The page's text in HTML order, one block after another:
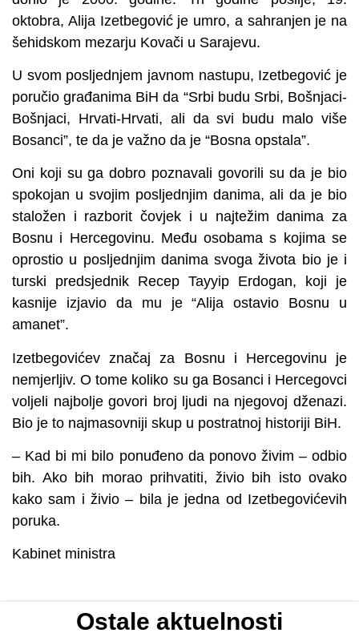
oktobra, Alija Izetbegović je umro, a sahranjen je na
šehidskom mezarju Kovači u Sarajevu.
U svom posljednjem javnom nastupu, Izetbegović je
poručio građanima BiH da “Srbi budu Srbi, Bošnjaci-
Bošnjaci, Hrvati-Hrvati, ali da svi budu malo više
Bosanci”, te da je važno da je “Bosna opstala”.
Oni koji su ga dobro poznavali govorili su da je bio
spokojan u svojim posljednjim danima, ali da je bio
staložen i razborit čovjek i u najtežim danima za
Bosnu i Hercegovinu. Među osobama s kojima se
oprostio u posljednjim danima svoga života bio je i
turski predsjednik Recep Tayyip Erdogan, koji je
kasnije izjavio da mu je “Alija ostavio Bosnu u
amanet”.
Izetbegovićev značaj za Bosnu i Hercegovinu je
nemjerljiv. O tome koliko su ga Bosanci i Hercegovci
voljeli najbolje govori broj ljudi na njegovoj dženazi.
Bio je to najmasovniji skup u postratnoj historiji BiH.
– Kad bi mi bilo ponuđeno da ponovo živim – odbio
bih. Ako bih morao prihvatiti, živio bih isto ovako
kako sam i živio – bila je jedna od Izetbegovićevih
poruka.
Kabinet ministra
Ostale aktuelnosti